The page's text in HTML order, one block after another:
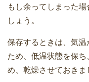
もし余ってしまった
しょう。
保存するときは、気
ため、低温状態を保
め、乾燥させておきま